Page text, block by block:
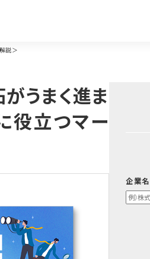
説＞
うまく進ま
役立つマー
企業名